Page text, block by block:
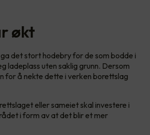
økt
det stort hodebry for de som bodde i
ladeplass uten saklig grunn. Dersom
for å nekte dette i verken borettslag
eller sameiet skal investere i
i form av at det blir et mer